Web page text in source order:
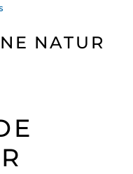
NATUR